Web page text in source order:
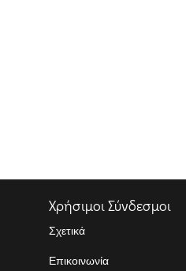
Χρήσιμοι Σύνδεσμοι
Σχετικά
Επικοινωνία